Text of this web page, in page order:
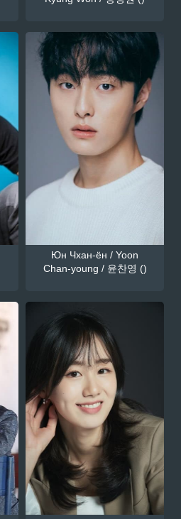
Юн Чхан-ён / Yoon
Chan-young / 윤찬영 ()